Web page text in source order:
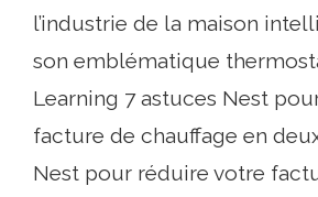
l’industrie de la maison
son emblématique
Learning 7 astuces Nest
facture de chauffage en
Nest pour réduire votre